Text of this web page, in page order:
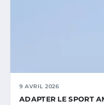
9 AVRIL 2026
ADAPTER LE SPORT